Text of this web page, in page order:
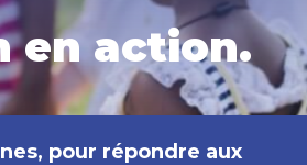
en action.
pour répondre aux